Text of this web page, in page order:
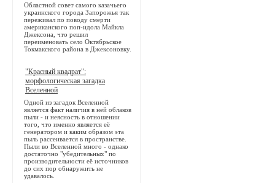
Областной совет самого казачьего
украинского города Запорожья так
переживал по поводу смерти
американского поп-идола Майкла
Джексона, что решил
переименовать село Октябрьское
Токмакского района в Джексоновку.
"Красный квадрат":
морфологическая загадка
Вселенной
Одной из загадок Вселенной
является факт наличия в ней облаков
пыли - и неясность в отношении
того, что именно является её
генератором и каким образом эта
пыль рассеивается в пространстве.
Пыли во Вселенной много - однако
достаточно "убедительных" по
производительности её источников
до сих пор обнаружить не
удавалось.